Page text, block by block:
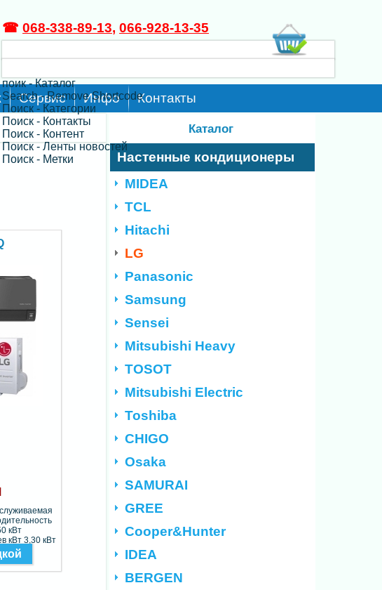
поик - Каталог
Search - Remove Shortcode
Поиск - Категории
Поиск - Контакты
Поиск - Контент
Поиск - Ленты новостей
Поиск - Метки
☎ 068-338-89-13, 066-928-13-35
Сервис Инфо Контакты
кВт
кВт 3,30 кВт
Каталог
Настенные кондиционеры
MIDEA
TCL
Hitachi
LG
Panasonic
Samsung
Sensei
Mitsubishi Heavy
TOSOT
Mitsubishi Electric
Toshiba
CHIGO
Osaka
SAMURAI
GREE
Cooper&Hunter
IDEA
BERGEN